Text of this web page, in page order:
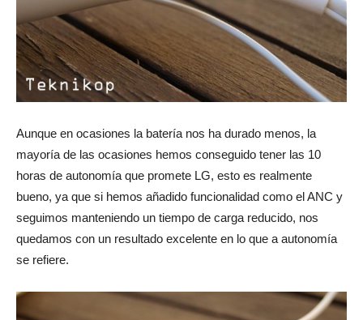
Aunque en ocasiones la batería nos ha durado menos, la
mayoría de las ocasiones hemos conseguido tener las 10
horas de autonomía que promete LG, esto es realmente
bueno, ya que si hemos añadido funcionalidad como el ANC y
seguimos manteniendo un tiempo de carga reducido, nos
quedamos con un resultado excelente en lo que a autonomía
se refiere.